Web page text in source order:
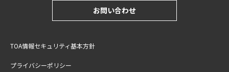
お問い合わせ
TOA情報セキュリティ基本方針
プライバシーポリシー